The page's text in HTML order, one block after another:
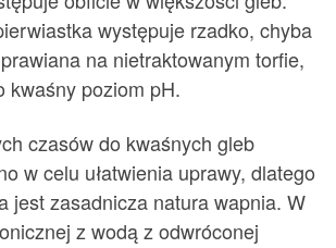
występuje rzadko, chyba
na nietraktowanym torfie,
kwaśny poziom pH.
czasów do kwaśnych gleb
w celu ułatwienia uprawy, dlatego
jest zasadnicza natura wapnia. W
z wodą z odwróconej